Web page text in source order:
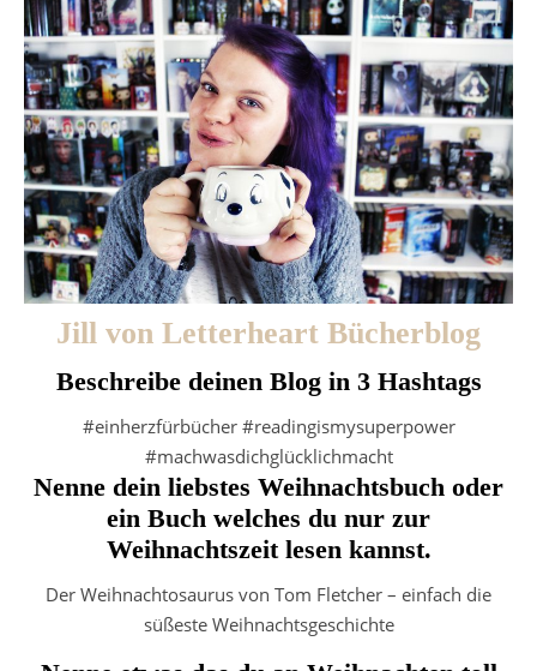
Jill von Letterheart Bücherblog
Beschreibe deinen Blog in 3 Hashtags
#einherzfürbücher #readingismysuperpower
#machwasdichglücklichmacht
Nenne dein liebstes Weihnachtsbuch oder
ein Buch welches du nur zur
Weihnachtszeit lesen kannst.
Der Weihnachtosaurus von Tom Fletcher – einfach die
süßeste Weihnachtsgeschichte